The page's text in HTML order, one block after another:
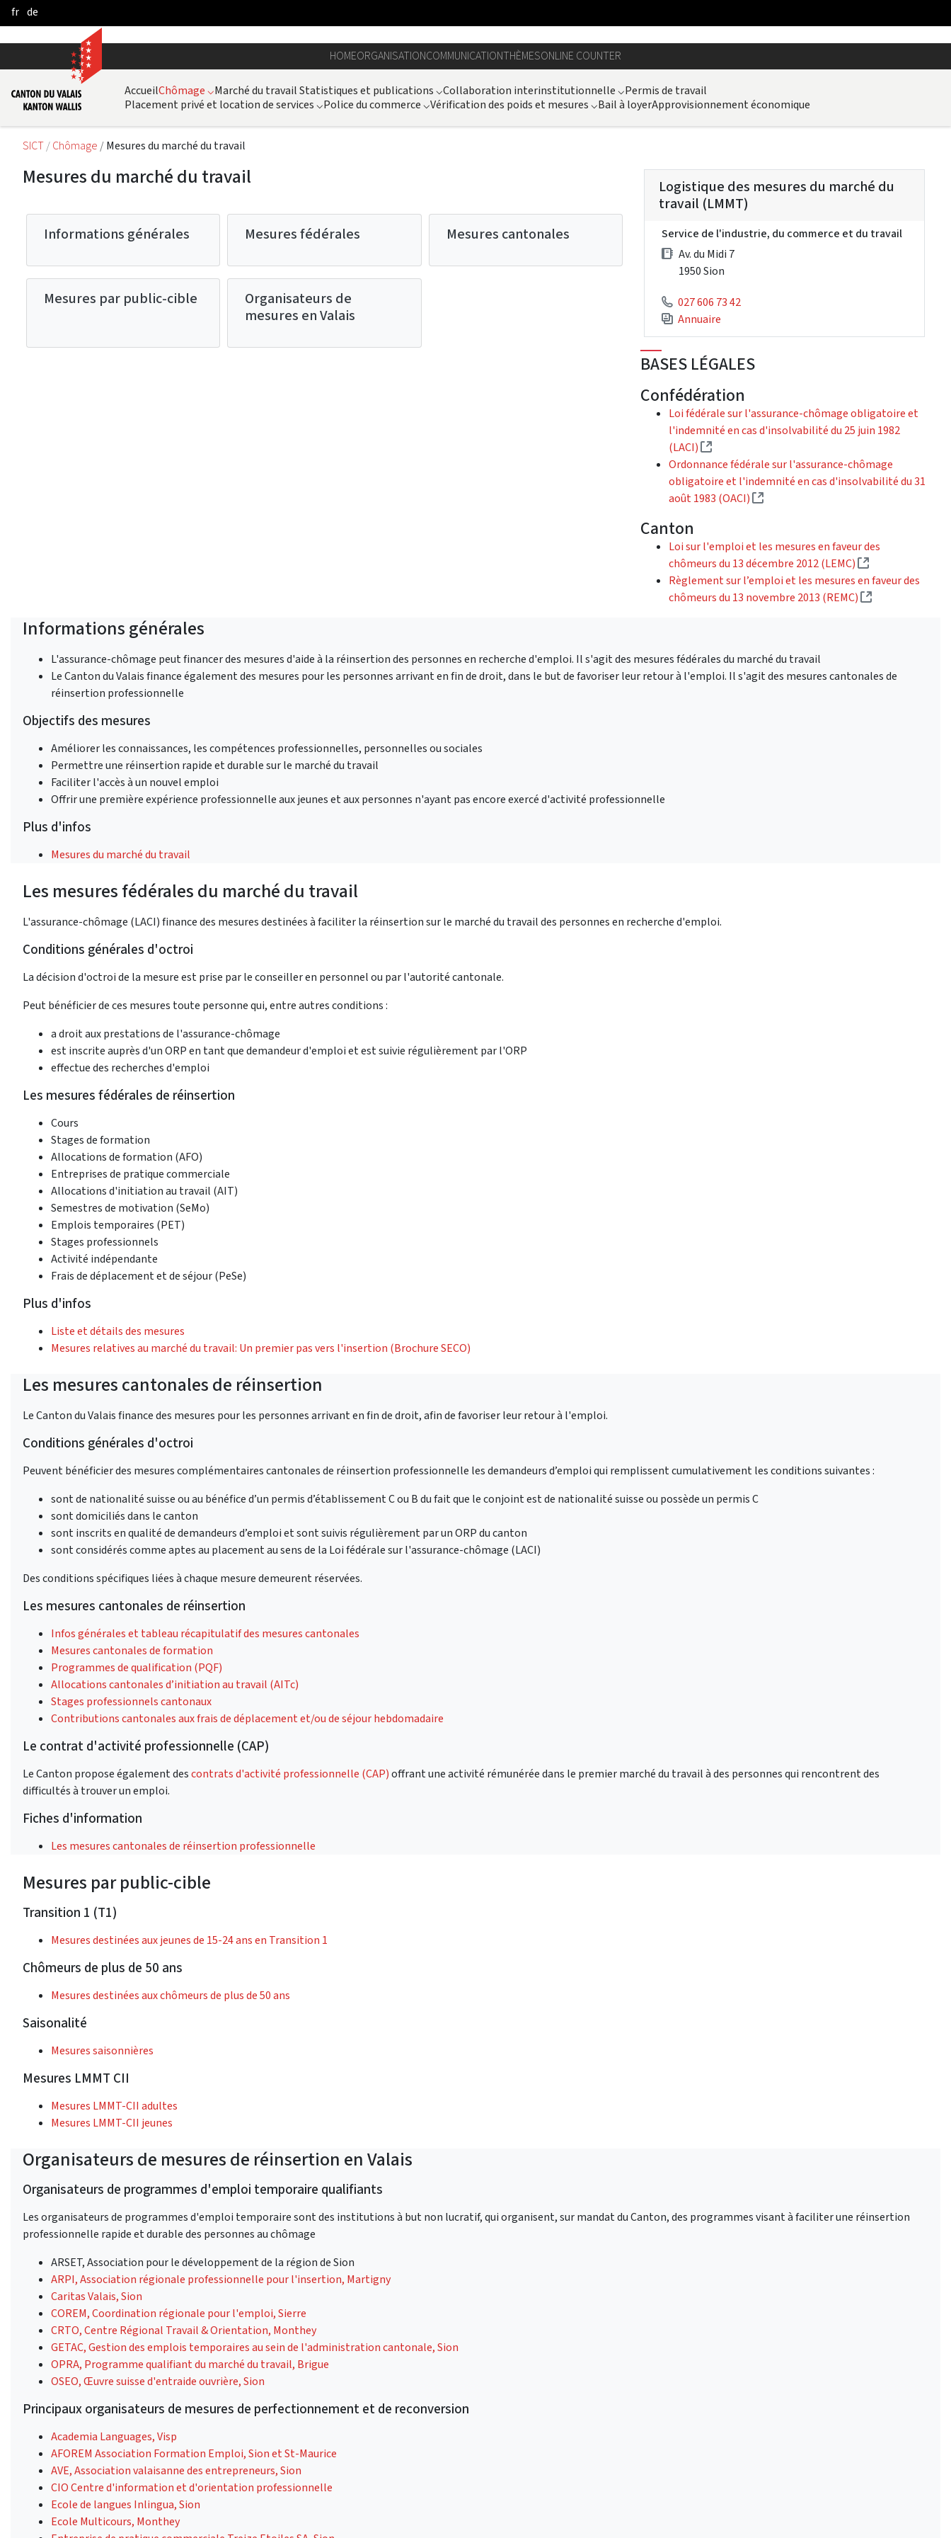
Pular para o Conteúdo principal
fr de
HOMEORGANISATIONCOMMUNICATIONTHÈMESONLINE COUNTER
AccueilChômage ⌵Marché du travail Statistiques et publications ⌵Collaboration interinstitutionnelle ⌵Permis de travail
Placement privé et location de services ⌵Police du commerce ⌵Vérification des poids et mesures ⌵Bail à loyerApprovisionnement économique
SICT Chômage Mesures du marché du travail
Mesures du marché du travail
Informations générales Mesures fédérales Mesures cantonales
Mesures par public-cible
Organisateurs de
mesures en Valais
Logistique des mesures du marché du
travail (LMMT)
Service de l'industrie, du commerce et du travail
Av. du Midi 7
1950 Sion
027 606 73 42
Annuaire
BASES LÉGALES
Confédération
Loi fédérale sur l'assurance-chômage obligatoire et
l'indemnité en cas d'insolvabilité du 25 juin 1982
(LACI)
(External link)
Ordonnance fédérale sur l'assurance-chômage
obligatoire et l'indemnité en cas d'insolvabilité du 31
août 1983 (OACI)
(External link)
Canton
Loi sur l'emploi et les mesures en faveur des
chômeurs du 13 décembre 2012 (LEMC)
(External link)
Règlement sur l’emploi et les mesures en faveur des
chômeurs du 13 novembre 2013 (REMC)
(External link)
Informations générales
L'assurance-chômage peut financer des mesures d'aide à la réinsertion des personnes en recherche d'emploi. Il s'agit des mesures fédérales du marché du travail
Le Canton du Valais finance également des mesures pour les personnes arrivant en fin de droit, dans le but de favoriser leur retour à l'emploi. Il s'agit des mesures cantonales de
réinsertion professionnelle
Objectifs des mesures
Améliorer les connaissances, les compétences professionnelles, personnelles ou sociales
Permettre une réinsertion rapide et durable sur le marché du travail
Faciliter l'accès à un nouvel emploi
Offrir une première expérience professionnelle aux jeunes et aux personnes n'ayant pas encore exercé d'activité professionnelle
Plus d'infos
Mesures du marché du travail
Les mesures fédérales du marché du travail
L'assurance-chômage (LACI) finance des mesures destinées à faciliter la réinsertion sur le marché du travail des personnes en recherche d'emploi.
Conditions générales d'octroi
La décision d'octroi de la mesure est prise par le conseiller en personnel ou par l'autorité cantonale.
Peut bénéficier de ces mesures toute personne qui, entre autres conditions :
a droit aux prestations de l'assurance-chômage
est inscrite auprès d'un ORP en tant que demandeur d'emploi et est suivie régulièrement par l'ORP
effectue des recherches d'emploi
Les mesures fédérales de réinsertion
Cours
Stages de formation
Allocations de formation (AFO)
Entreprises de pratique commerciale
Allocations d'initiation au travail (AIT)
Semestres de motivation (SeMo)
Emplois temporaires (PET)
Stages professionnels
Activité indépendante
Frais de déplacement et de séjour (PeSe)
Plus d'infos
Liste et détails des mesures
Mesures relatives au marché du travail: Un premier pas vers l'insertion (Brochure SECO)
Les mesures cantonales de réinsertion
Le Canton du Valais finance des mesures pour les personnes arrivant en fin de droit, afin de favoriser leur retour à l'emploi.
Conditions générales d'octroi
Peuvent bénéficier des mesures complémentaires cantonales de réinsertion professionnelle les demandeurs d’emploi qui remplissent cumulativement les conditions suivantes :
sont de nationalité suisse ou au bénéfice d’un permis d’établissement C ou B du fait que le conjoint est de nationalité suisse ou possède un permis C
sont domiciliés dans le canton
sont inscrits en qualité de demandeurs d’emploi et sont suivis régulièrement par un ORP du canton
sont considérés comme aptes au placement au sens de la Loi fédérale sur l'assurance-chômage (LACI)
Des conditions spécifiques liées à chaque mesure demeurent réservées.
Les mesures cantonales de réinsertion
Infos générales et tableau récapitulatif des mesures cantonales
Mesures cantonales de formation
Programmes de qualification (PQF)
Allocations cantonales d’initiation au travail (AITc)
Stages professionnels cantonaux
Contributions cantonales aux frais de déplacement et/ou de séjour hebdomadaire
Le contrat d'activité professionnelle (CAP)
Le Canton propose également descontrats d'activité professionnelle (CAP)offrant une activité rémunérée dans le premier marché du travail à des personnes qui rencontrent des
difficultés à trouver un emploi.
Fiches d'information
Les mesures cantonales de réinsertion professionnelle
Mesures par public-cible
Transition 1 (T1)
Mesures destinées aux jeunes de 15-24 ans en Transition 1
Chômeurs de plus de 50 ans
Mesures destinées aux chômeurs de plus de 50 ans
Saisonalité
Mesures saisonnières
Mesures LMMT CII
Mesures LMMT-CII adultes
Mesures LMMT-CII jeunes
Organisateurs de mesures de réinsertion en Valais
Organisateurs de programmes d'emploi temporaire qualifiants
Les organisateurs de programmes d'emploi temporaire sont des institutions à but non lucratif, qui organisent, sur mandat du Canton, des programmes visant à faciliter une réinsertion
professionnelle rapide et durable des personnes au chômage
ARSET, Association pour le développement de la région de Sion
ARPI, Association régionale professionnelle pour l'insertion, Martigny
Caritas Valais, Sion
COREM, Coordination régionale pour l'emploi, Sierre
CRTO, Centre Régional Travail & Orientation, Monthey
GETAC, Gestion des emplois temporaires au sein de l'administration cantonale, Sion
OPRA, Programme qualifiant du marché du travail, Brigue
OSEO, Œuvre suisse d'entraide ouvrière, Sion
Principaux organisateurs de mesures de perfectionnement et de reconversion
Academia Languages, Visp
AFOREM Association Formation Emploi, Sion et St-Maurice
AVE, Association valaisanne des entrepreneurs, Sion
CIO Centre d'information et d'orientation professionnelle
Ecole de langues Inlingua, Sion
Ecole Multicours, Monthey